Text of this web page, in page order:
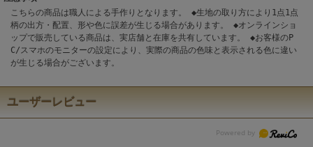
こちらの商品は職人による手作りとなります。 ◆生地の取り方により1点1点
柄の出方・配置、形や色に誤差が生じる場合があります。 ◆オンラインショ
ップで販売している商品は、実店舗と在庫を共有しています。 ◆お客様のP
C/スマホのモニターの設定により、実際の商品の色味と表示される色に違い
が生じる場合がございます。
ユーザーレビュー